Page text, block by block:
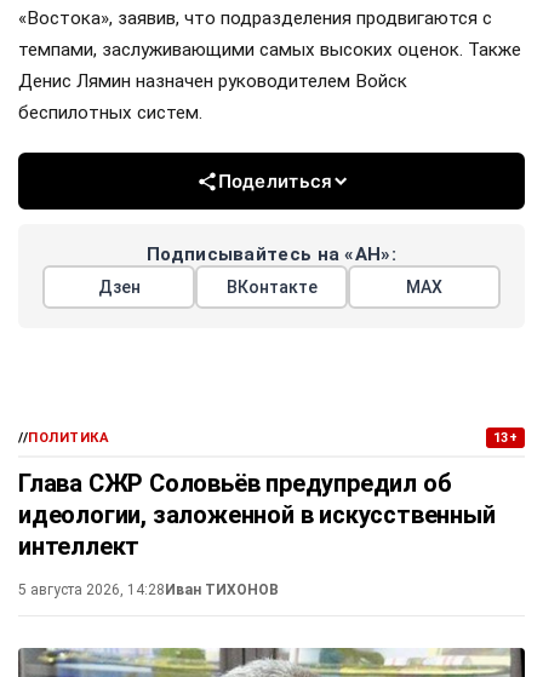
«Востока», заявив, что подразделения продвигаются с
темпами, заслуживающими самых высоких оценок. Также
Денис Лямин назначен руководителем Войск
беспилотных систем.
Поделиться
Подписывайтесь на «АН»:
Дзен ВКонтакте МАХ
//ПОЛИТИКА 13+
Глава СЖР Соловьёв предупредил об
идеологии, заложенной в искусственный
интеллект
5 августа 2026, 14:28 Иван ТИХОНОВ